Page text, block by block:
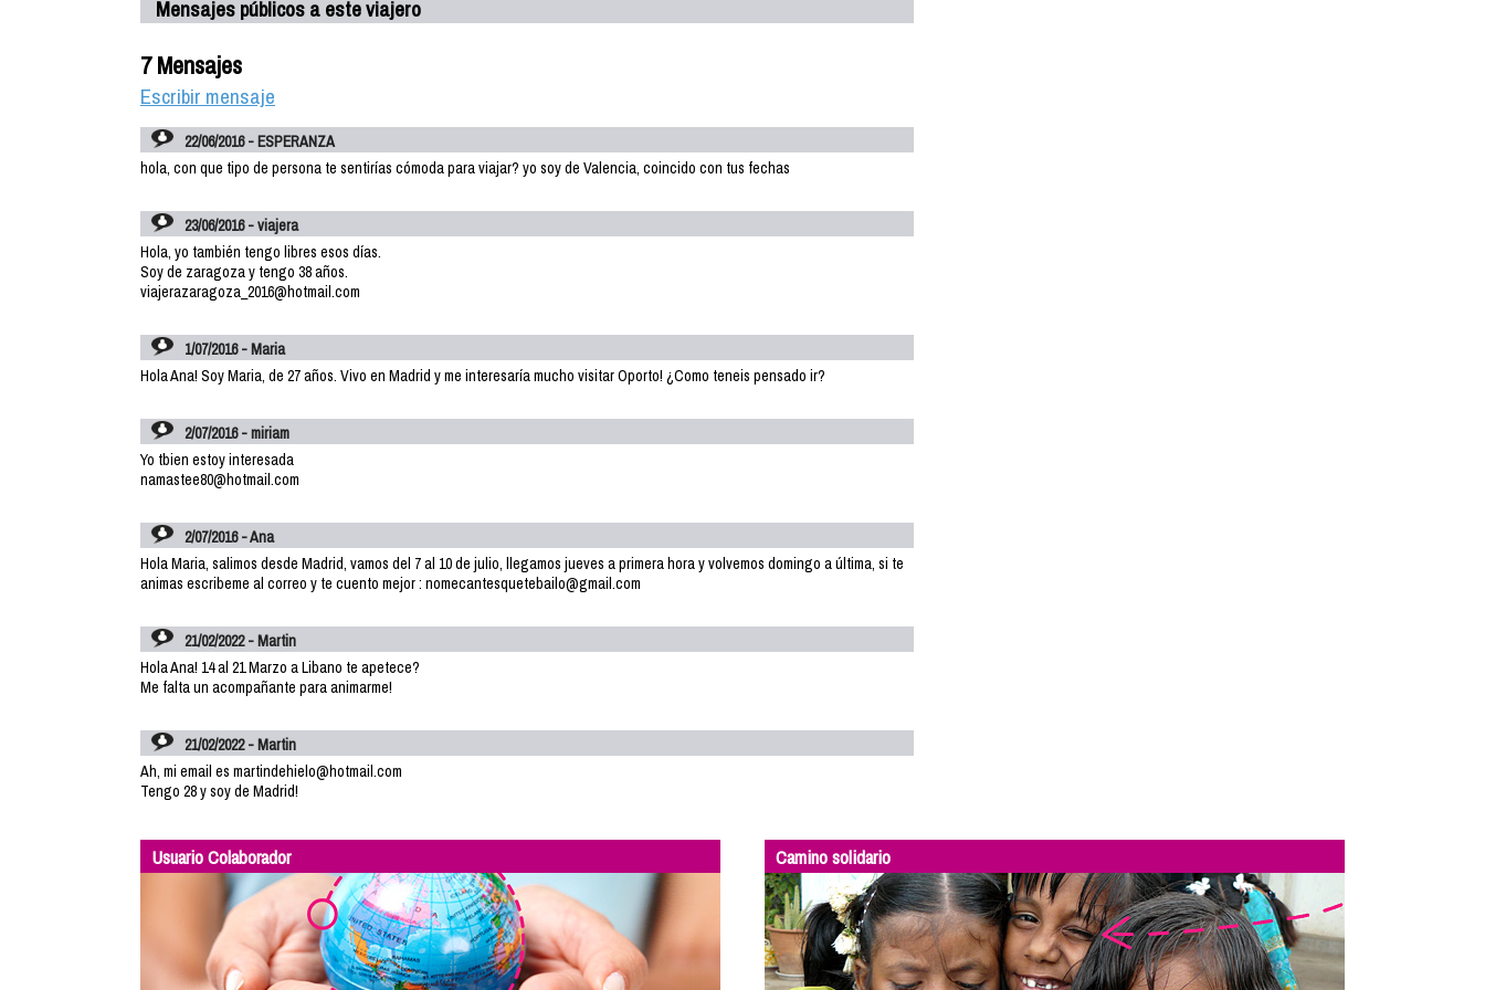
Mensajes públicos a este viajero
7 Mensajes
Escribir mensaje
22/06/2016 - ESPERANZA
hola, con que tipo de persona te sentirías cómoda para viajar? yo soy de Valencia, coincido con tus fechas
23/06/2016 - viajera
Hola, yo también tengo libres esos días.
Soy de zaragoza y tengo 38 años.
viajerazaragoza_2016@hotmail.com
1/07/2016 - Maria
Hola Ana! Soy Maria, de 27 años. Vivo en Madrid y me interesaría mucho visitar Oporto! ¿Como teneis pensado ir?
2/07/2016 - miriam
Yo tbien estoy interesada
namastee80@hotmail.com
2/07/2016 - Ana
Hola Maria, salimos desde Madrid, vamos del 7 al 10 de julio, llegamos jueves a primera hora y volvemos domingo a última, si te
animas escribeme al correo y te cuento mejor : nomecantesquetebailo@gmail.com
21/02/2022 - Martin
Hola Ana! 14 al 21 Marzo a Libano te apetece?
Me falta un acompañante para animarme!
21/02/2022 - Martin
Ah, mi email es martindehielo@hotmail.com
Tengo 28 y soy de Madrid!
Usuario Colaborador Camino solidario